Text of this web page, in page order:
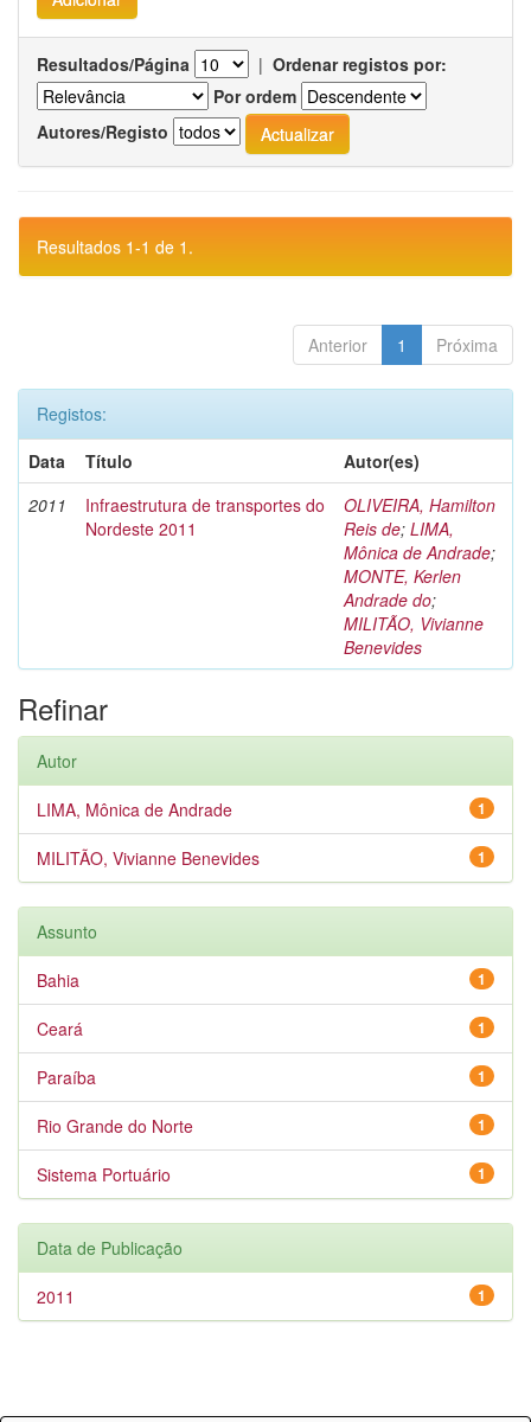
Resultados/Página | Ordenar registos por:
Por ordem
Autores/Registo
Resultados 1-1 de 1.
Anterior 1 Próxima
Registos:
Data
Título
Autor(es)
2011
Infraestrutura de transportes do
Nordeste 2011
OLIVEIRA, Hamilton
Reis de; LIMA,
Mônica de Andrade;
MONTE, Kerlen
Andrade do;
MILITÃO, Vivianne
Benevides
Refinar
Autor
1
LIMA, Mônica de Andrade
1
MILITÃO, Vivianne Benevides
Assunto
1
Bahia
1
Ceará
1
Paraíba
1
Rio Grande do Norte
1
Sistema Portuário
Data de Publicação
1
2011